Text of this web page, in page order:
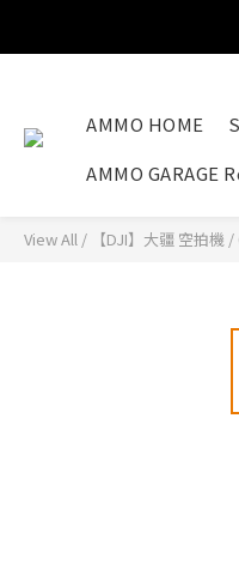
AMMO HOME
AMMO GARAGE
View All / 【DJI】大疆 空拍機 /